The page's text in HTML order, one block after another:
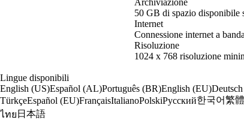
Archiviazione
50 GB di spazio disponibile
Internet
Connessione internet a
Risoluzione
1024 x 768 risoluzione
Lingue disponibili
English (US)Español (AL)Português (BR)English (EU)Deutsch
TürkçeEspañol (EU)FrançaisItalianoPolskiРусский한국어繁
ไทย 日本語